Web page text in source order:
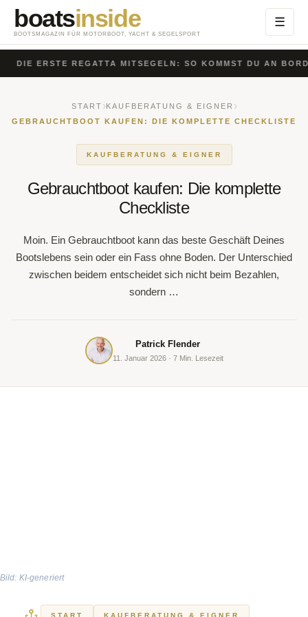
boatsinside
BOOTSMAGAZIN FÜR MOTORBOOT, YACHT & SEGELSPORT
Menü
öffnen
☰
DIE ERSTE REGATTA MITSEGELN: SO KOMMST DU AN BORD
START ›KAUFBERATUNG & EIGNER ›
GEBRAUCHTBOOT KAUFEN: DIE KOMPLETTE
KAUFBERATUNG & EIGNER
Gebrauchtboot kaufen: Die komplette
Moin. Ein Gebrauchtboot kann das beste Geschäft Deines
Bootslebens sein oder ein Fass ohne Boden. Der
Unterschied zwischen beidem entscheidet sich nicht beim
Patrick Flender